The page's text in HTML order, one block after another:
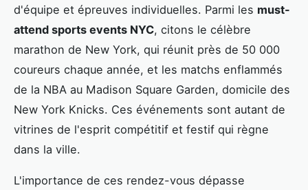
d'équipe et épreuves individuelles. Parmi les must-
attend sports events NYC, citons le célèbre
marathon de New York, qui réunit près de 50 000
coureurs chaque année, et les matchs enflammés
de la NBA au Madison Square Garden, domicile des
New York Knicks. Ces événements sont autant de
vitrines de l'esprit compétitif et festif qui règne
dans la ville.
L'importance de ces rendez-vous dépasse